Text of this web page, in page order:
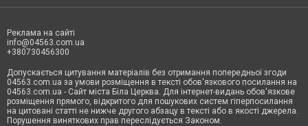
Реклама на сайті
info@04563.com.ua
+380730456300
Допускається цитування матеріалів без отримання попередньої згоди
04563.com.ua за умови розміщення в тексті обов'язкового посилання на
04563.com.ua - Сайт міста Біла Церква. Для інтернет-видань обов'язкове
розміщення прямого, відкритого для пошукових систем гіперпосилання
на цитовані статті не нижче другого абзацу в тексті або в якості джерела.
Порушення виняткових прав переслідується Законом.